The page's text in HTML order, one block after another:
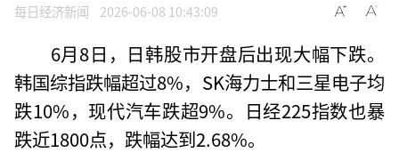
每日经济新闻 2026-06-08 10:43:09
6月8日，日韩股市开盘后出现大幅下跌。
韩国综指跌幅超过8%，SK海力士和三星电子均
跌10%，现代汽车跌超9%。日经225指数也暴
跌近1800点，跌幅达到2.68%。